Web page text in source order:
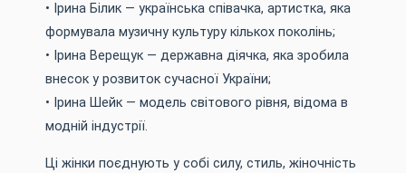
• Ірина Білик — українська співачка, артистка, яка
формувала музичну культуру кількох поколінь;
• Ірина Верещук — державна діячка, яка зробила
внесок у розвиток сучасної України;
• Ірина Шейк — модель світового рівня, відома в
модній індустрії.
Ці жінки поєднують у собі силу, стиль, жіночність